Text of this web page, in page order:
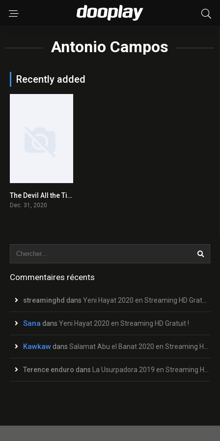
Antonio Campos
Recently added
0The Devil All the Time 2020 en Streaming HD Gratuit !
Dec. 31, 2020
Commentaires récents
streaminghd dans Yeni Hayat 2020 en Streaming HD Gratuit !
Sana dans Yeni Hayat 2020 en Streaming HD Gratuit !
Kawkaw dans Salamat Abu el Banat 2020 en Streaming HD Gratuit !
Terence enduro dans La Usurpadora 2019 en Streaming HD Gratuit !